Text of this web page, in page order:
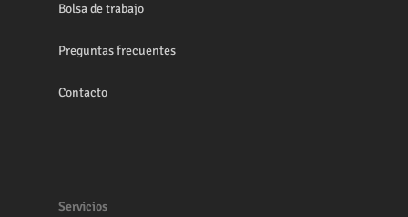
Bolsa de trabajo
Preguntas frecuentes
Contacto
Servicios